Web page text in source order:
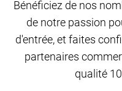
Bénéficiez de nos
de notre passion
d'entrée, et faites
partenaires
qualité